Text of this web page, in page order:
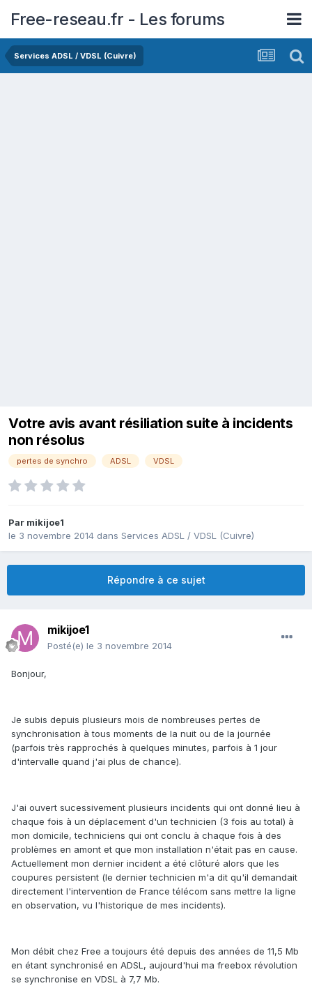
Free-reseau.fr - Les forums
Services ADSL / VDSL (Cuivre)
Votre avis avant résiliation suite à incidents
non résolus
pertes de synchro ADSL VDSL
Par mikijoe1
le 3 novembre 2014 dans Services ADSL / VDSL (Cuivre)
Répondre à ce sujet
mikijoe1
Posté(e) le 3 novembre 2014
Bonjour,
Je subis depuis plusieurs mois de nombreuses pertes de
synchronisation à tous moments de la nuit ou de la journée
(parfois très rapprochés à quelques minutes, parfois à 1 jour
d'intervalle quand j'ai plus de chance).
J'ai ouvert sucessivement plusieurs incidents qui ont donné lieu à
chaque fois à un déplacement d'un technicien (3 fois au total) à
mon domicile, techniciens qui ont conclu à chaque fois à des
problèmes en amont et que mon installation n'était pas en cause.
Actuellement mon dernier incident a été clôturé alors que les
coupures persistent (le dernier technicien m'a dit qu'il demandait
directement l'intervention de France télécom sans mettre la ligne
en observation, vu l'historique de mes incidents).
Mon débit chez Free a toujours été depuis des années de 11,5 Mb
en étant synchronisé en ADSL, aujourd'hui ma freebox révolution
se synchronise en VDSL à 7,7 Mb.